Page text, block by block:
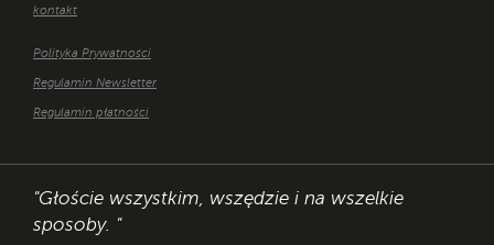
kontakt
Polityka Prywatności
Regulamin Newsletter
Regulamin płatności
"Głoście wszystkim, wszędzie i na wszelkie
sposoby. "